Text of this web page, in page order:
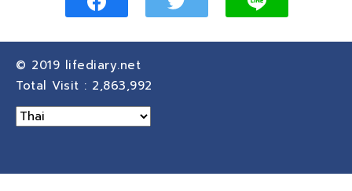
© 2019 lifediary.net
Total Visit : 2,863,992